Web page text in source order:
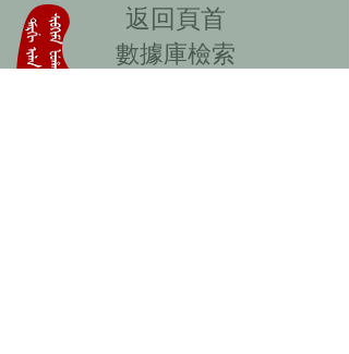
​返回頁首
數據庫檢索